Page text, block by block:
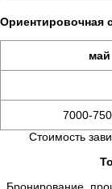
Ориентировочная
май
7000-
Стоимость